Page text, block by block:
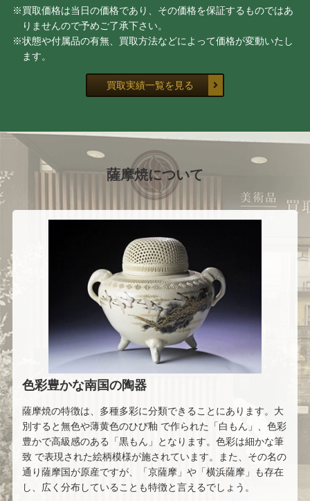
※買取価格は当日の価格であり、その価格を保証するものではあ
りませんので予めご了承下さい。
※状態や付属品の有無、買取方法などによって価格が変動いたし
ます。
買取実績一覧を見る
薩摩焼について
色彩豊かな南国の陶器
薩摩焼の特徴は、多種多彩に分類できることにあります。大
別すると無色や薄黄色のひび釉 で作られた「白もん」、色彩
豊かで高級感のある「黒もん」となります。色彩は細かな筆
致 で表現された絵柄模様が施されています。また、その名の
通り薩摩国が原産ですが、「京薩摩」や「横浜薩摩」も存在
し、広く分布していることも特徴と言えるでしょう。